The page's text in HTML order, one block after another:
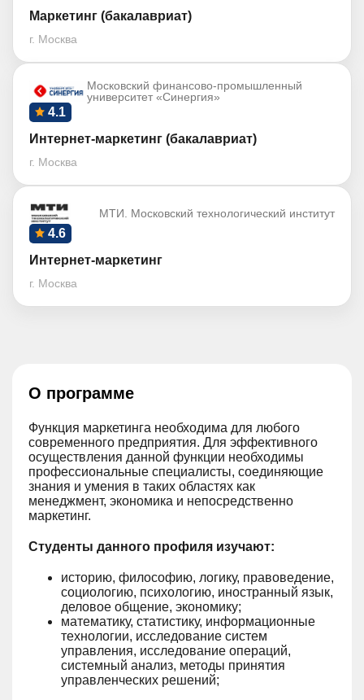
Маркетинг (бакалавриат)
г. Москва
Московский финансово-промышленный
университет «Синергия»
4.1
Интернет-маркетинг (бакалавриат)
г. Москва
МТИ. Московский технологический институт
4.6
Интернет-маркетинг
г. Москва
О программе
Функция маркетинга необходима для любого
современного предприятия. Для эффективного
осуществления данной функции необходимы
профессиональные специалисты, соединяющие
знания и умения в таких областях как
менеджмент, экономика и непосредственно
маркетинг.
Студенты данного профиля изучают:
историю, философию, логику, правоведение,
социологию, психологию, иностранный язык,
деловое общение, экономику;
математику, статистику, информационные
технологии, исследование систем
управления, исследование операций,
системный анализ, методы принятия
управленческих решений;